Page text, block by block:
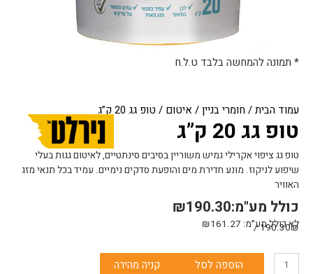
עמוד הבית/ חומרי בניין/ איטום / טופ גג 20 ק”ג
טופ גג 20 ק”ג
טופ גג ציפוי אקרילי גמיש משוריין בסיבים סינתטיים, לאיטום גגות בעלי
שיפוע לניקוז. מונע חדירת מים והופעת סדקים נימיים. עמיד בכל תנאי מזג
האוויר
₪190.30כולל מע"מ:
לא כולל מע״מ: ₪161.27
190.30₪ /
כמות
הוספה לסל קניה מהירה
* תמונה להמחשה בלבד ט.ל.ח